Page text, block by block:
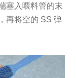
塞入喂料管的末
再将空的 SS 弹